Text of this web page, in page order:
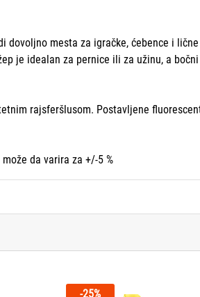
dovoljno mesta za igračke, ćebence i
je idealan za pernice ili za užinu, a
rajsferšlusom. Postavljene
da varira za +/-5 %
-25%